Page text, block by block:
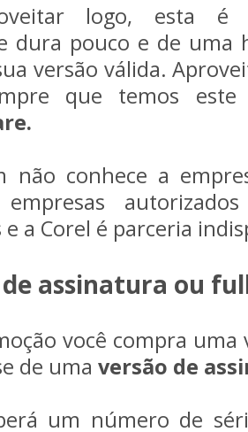
logo, esta é
dura pouco e de uma
versão válida.
que temos
não conhece a
a Corel é parceria
de assinatura ou
você compra
de uma versão de
um número de